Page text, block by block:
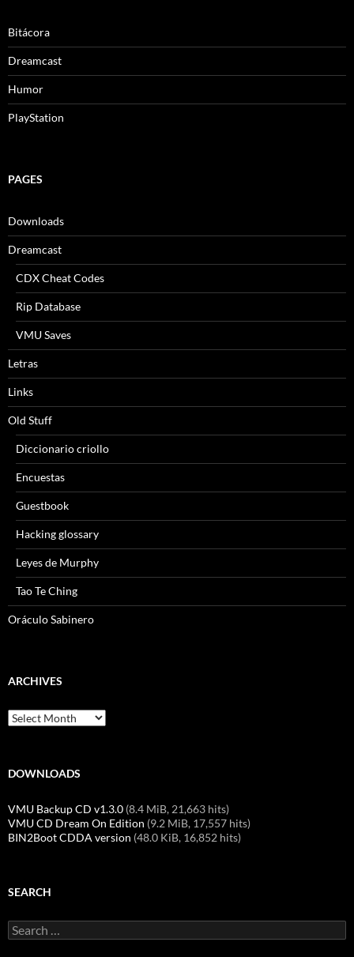
Bitácora
Dreamcast
Humor
PlayStation
PAGES
Downloads
Dreamcast
CDX Cheat Codes
Rip Database
VMU Saves
Letras
Links
Old Stuff
Diccionario criollo
Encuestas
Guestbook
Hacking glossary
Leyes de Murphy
Tao Te Ching
Oráculo Sabinero
ARCHIVES
Archives
DOWNLOADS
VMU Backup CD v1.3.0 (8.4 MiB, 21,663 hits)
VMU CD Dream On Edition (9.2 MiB, 17,557 hits)
BIN2Boot CDDA version (48.0 KiB, 16,852 hits)
SEARCH
Search
for: